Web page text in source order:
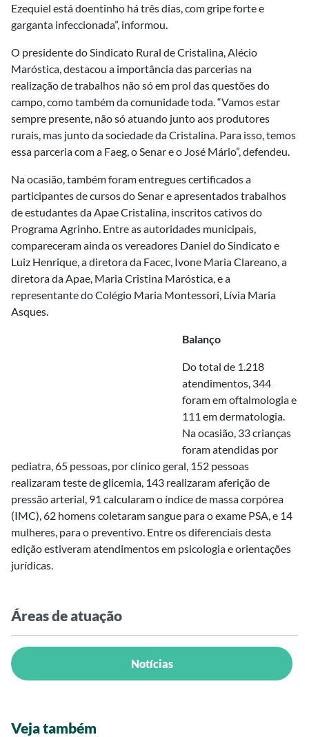
Ezequiel está doentinho há três dias, com gripe forte e
garganta infeccionada”, informou.
O presidente do Sindicato Rural de Cristalina, Alécio
Maróstica, destacou a importância das parcerias na
realização de trabalhos não só em prol das questões do
campo, como também da comunidade toda. “Vamos estar
sempre presente, não só atuando junto aos produtores
rurais, mas junto da sociedade da Cristalina. Para isso, temos
essa parceria com a Faeg, o Senar e o José Mário”, defendeu.
Na ocasião, também foram entregues certificados a
participantes de cursos do Senar e apresentados trabalhos
de estudantes da Apae Cristalina, inscritos cativos do
Programa Agrinho. Entre as autoridades municipais,
compareceram ainda os vereadores Daniel do Sindicato e
Luiz Henrique, a diretora da Facec, Ivone Maria Clareano, a
diretora da Apae, Maria Cristina Maróstica, e a
representante do Colégio Maria Montessori, Lívia Maria
Asques.
Balanço
Do total de 1.218
atendimentos, 344
foram em oftalmologia e
111 em dermatologia.
Na ocasião, 33 crianças
foram atendidas por
pediatra, 65 pessoas, por clínico geral, 152 pessoas
realizaram teste de glicemia, 143 realizaram aferição de
pressão arterial, 91 calcularam o índice de massa corpórea
(IMC), 62 homens coletaram sangue para o exame PSA, e 14
mulheres, para o preventivo. Entre os diferenciais desta
edição estiveram atendimentos em psicologia e orientações
jurídicas.
Áreas de atuação
Notícias
Veja também